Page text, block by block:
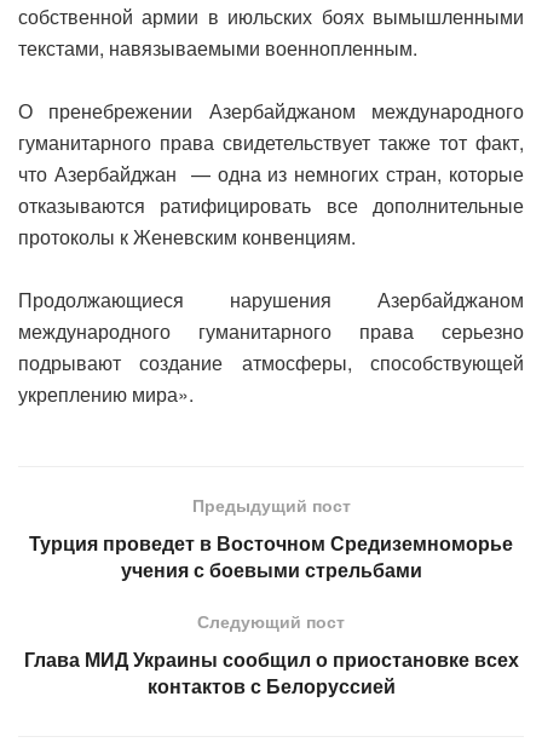
собственной армии в июльских боях вымышленными
текстами, навязываемыми военнопленным.
О пренебрежении Азербайджаном международного
гуманитарного права свидетельствует также тот факт,
что Азербайджан — одна из немногих стран, которые
отказываются ратифицировать все дополнительные
протоколы к Женевским конвенциям.
Продолжающиеся нарушения Азербайджаном
международного гуманитарного права серьезно
подрывают создание атмосферы, способствующей
укреплению мира».
Предыдущий пост
Турция проведет в Восточном Средиземноморье
учения с боевыми стрельбами
Следующий пост
Глава МИД Украины сообщил о приостановке всех
контактов с Белоруссией